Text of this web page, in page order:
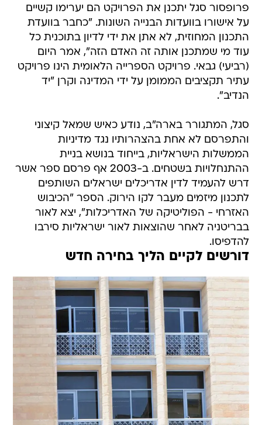
פרופסור סגל יתכנן את הפרויקט הם יערימו קשיים
על אישורו בוועדות הבנייה השונות. "כחבר בוועדת
התכנון המחוזית, לא אתן את ידי לדיון בתוכנית כל
עוד מי שמתכנן אותה זה האדם הזה", אמר היום
(רביעי) גבאי. פרויקט הספרייה הלאומית הינו פרויקט
עתיר תקציבים הממומן על ידי המדינה וקרן "יד
הנדיב".
סגל, המתגורר בארה"ב, נודע כאיש שמאל קיצוני
והתפרסם לא אחת בהצהרותיו נגד מדיניות
הממשלות הישראליות, בייחוד בנושא בניית
ההתנחלויות בשטחים. ב-2003 אף פרסם ספר אשר
דרש להעמיד לדין אדריכלים ישראלים השותפים
לתכנון מיזמים מעבר לקו הירוק. הספר "הכיבוש
האזרחי - הפוליטיקה של האדריכלות", יצא לאור
בבריטניה לאחר שהוצאות לאור ישראליות סירבו
להדפיסו.
דורשים לקיים הליך בחירה חדש